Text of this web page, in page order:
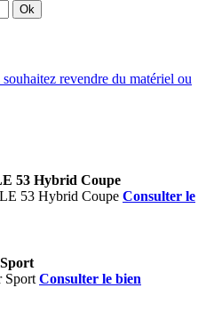
Ok
53 Hybrid Coupe
Consulter le
Consulter le bien